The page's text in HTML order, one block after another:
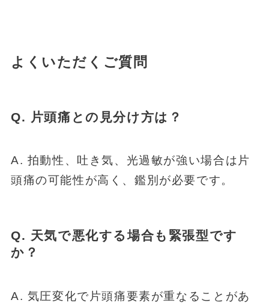
よくいただくご質問
Q. 片頭痛との見分け方は？
A. 拍動性、吐き気、光過敏が強い場合は片
頭痛の可能性が高く、鑑別が必要です。
Q. 天気で悪化する場合も緊張型です
か？
A. 気圧変化で片頭痛要素が重なることがあ